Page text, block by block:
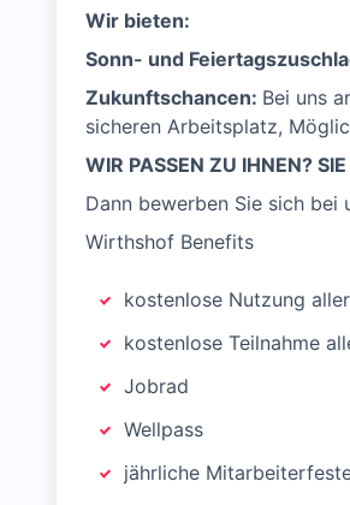
Wir bieten:
Sonn- und
Zukunftschancen: Bei uns
sicheren Arbeitsplatz,
WIR PAS­SEN ZU IHNEN?
Dann bewerben Sie sich bei
Wirthshof Benefits
kostenlose Nutzung
kostenlose Teilnahme
Jobrad
Wellpass
jährliche